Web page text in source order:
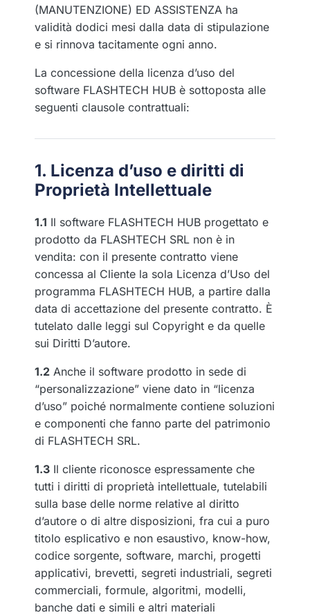
(MANUTENZIONE) ED ASSISTENZA ha
validità dodici mesi dalla data di stipulazione
e si rinnova tacitamente ogni anno.
La concessione della licenza d’uso del
software FLASHTECH HUB è sottoposta alle
seguenti clausole contrattuali:
1. Licenza d’uso e diritti di
Proprietà Intellettuale
1.1 Il software FLASHTECH HUB progettato e
prodotto da FLASHTECH SRL non è in
vendita: con il presente contratto viene
concessa al Cliente la sola Licenza d’Uso del
programma FLASHTECH HUB, a partire dalla
data di accettazione del presente contratto. È
tutelato dalle leggi sul Copyright e da quelle
sui Diritti D’autore.
1.2 Anche il software prodotto in sede di
“personalizzazione” viene dato in “licenza
d’uso” poiché normalmente contiene soluzioni
e componenti che fanno parte del patrimonio
di FLASHTECH SRL.
1.3 Il cliente riconosce espressamente che
tutti i diritti di proprietà intellettuale, tutelabili
sulla base delle norme relative al diritto
d’autore o di altre disposizioni, fra cui a puro
titolo esplicativo e non esaustivo, know-how,
codice sorgente, software, marchi, progetti
applicativi, brevetti, segreti industriali, segreti
commerciali, formule, algoritmi, modelli,
banche dati e simili e altri materiali